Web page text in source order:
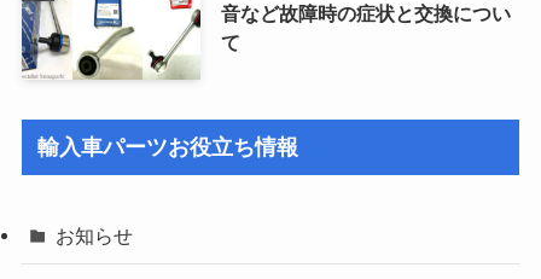
音など故障時の症状と交換につい
て
輸入車パーツお役立ち情報
お知らせ